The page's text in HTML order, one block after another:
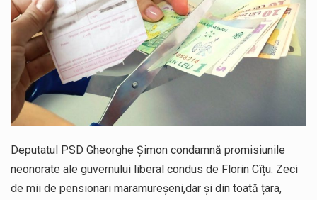
Deputatul AUR de Maramureș, Daniel Ciornei, critică modul în care Parlamentul este chemat să ratifice acordul de împrumut în valoare…
Suntem în plină vară și nimic nu e mai frumos decat să ai locuința plină de flori proaspete și plante…
Deputatul PSD Gheorghe Șimon condamnă promisiunile
neonorate ale guvernului liberal condus de Florin Cîțu. Zeci
de mii de pensionari maramureșeni,dar și din toată țara,